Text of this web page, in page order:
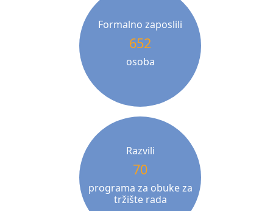
Formalno zaposlili
652
osoba
Razvili
70
programa za obuke za
tržište rada